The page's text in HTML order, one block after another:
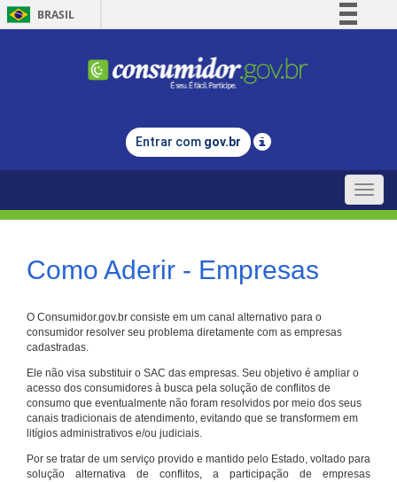
BRASIL
Comunica BR
Legislação
Entrar com gov.br
Toggle
Como Aderir - Empresas
O Consumidor.gov.br consiste em um canal alternativo para o
consumidor resolver seu problema diretamente com as empresas
cadastradas.
Ele não visa substituir o SAC das empresas. Seu objetivo é ampliar o
acesso dos consumidores à busca pela solução de conflitos de
consumo que eventualmente não foram resolvidos por meio dos seus
canais tradicionais de atendimento, evitando que se transformem em
litígios administrativos e/ou judiciais.
Por se tratar de um serviço provido e mantido pelo Estado, voltado para
solução alternativa de conflitos, a participação de empresas